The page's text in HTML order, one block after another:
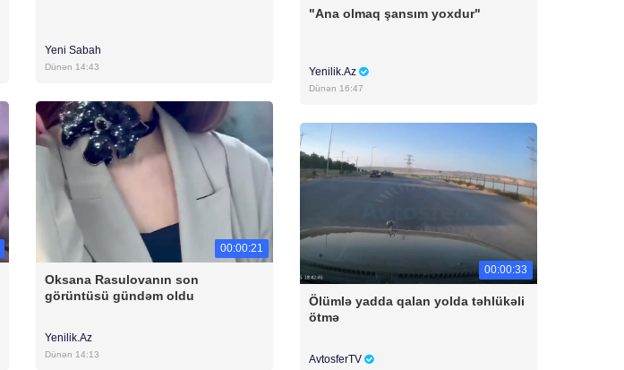
Yeni Sabah
Dünən 14:43
00:00:21
Oksana Rasulovanın son
görüntüsü gündəm oldu
Yenilik.Az
Dünən 14:13
"Ana olmaq şansım yoxdur"
Yenilik.Az
Dünən 16:47
00:00:33
Ölümlə yadda qalan yolda təhlükəli
ötmə
AvtosferTV